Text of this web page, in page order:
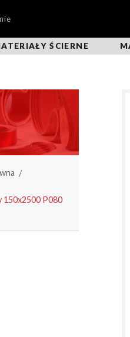
ŚCIERNE
150x2500 P080